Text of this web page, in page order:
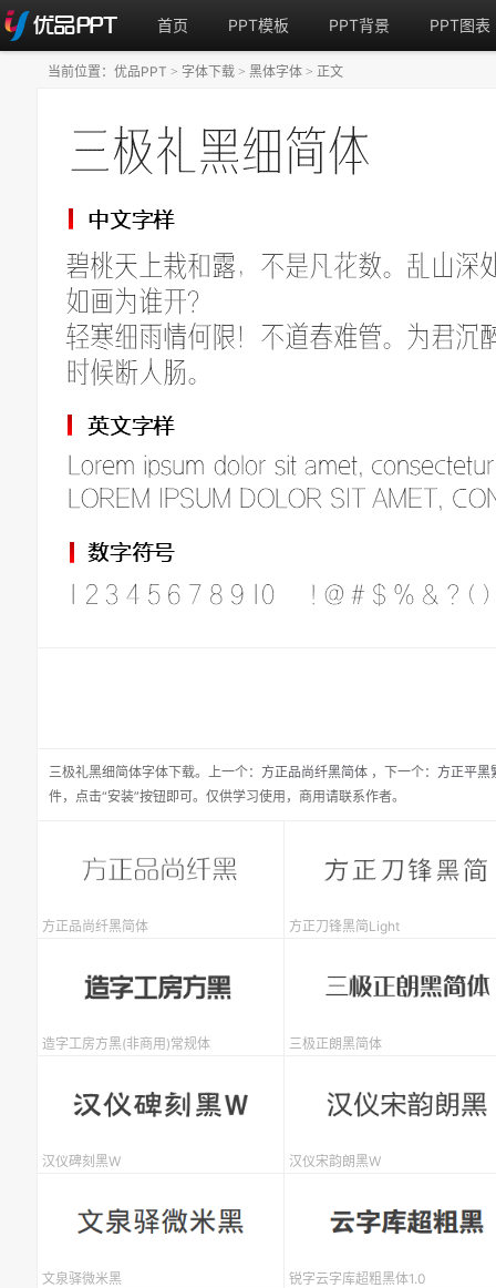
首页 PPT模板 PPT背景 PPT图表
三极礼黑细简体字体下载。 上一个： 方正品尚纤黑简体 ， 下一个： 方正平黑
件，点击“安装”按钮即可。仅供学习使用，商用请联系作者。
当前位置： 优品PPT > 字体下载 > 黑体字体 > 正文
方正品尚纤黑简体 方正刀锋黑简Light
造字工房方黑(非商用)常规体 三极正朗黑简体
汉仪碑刻黑W 汉仪宋韵朗黑W
文泉驿微米黑 锐字云字库超粗黑体1.0